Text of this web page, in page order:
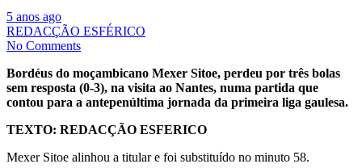
5 anos ago
REDACÇÃO ESFÉRICO
No Comments
Bordéus do moçambicano Mexer Sitoe, perdeu por três bolas
sem resposta (0-3), na visita ao Nantes, numa partida que
contou para a antepenúltima jornada da primeira liga gaulesa.
TEXTO: REDACÇÃO ESFERICO
Mexer Sitoe alinhou a titular e foi substituído no minuto 58.